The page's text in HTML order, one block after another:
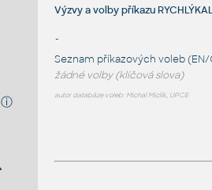
ⓘ
Výzvy a volby příkazu
-
Seznam příkazových voleb (EN/
žádné volby (klíčová slova)
autor databáze voleb: Michal Miclík, UPCE